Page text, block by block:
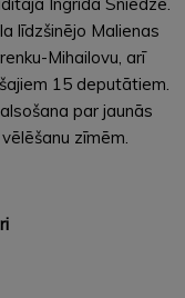
līdzšinējo Malienas
Mihailovu, arī
15 deputātiem.
par jaunās
zīmēm.